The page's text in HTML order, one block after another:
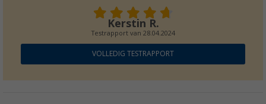
€ 44,99Adviesprijs
Kerstin R.
Testrapport van 28.04.2024
VOLLEDIG TESTRAPPORT